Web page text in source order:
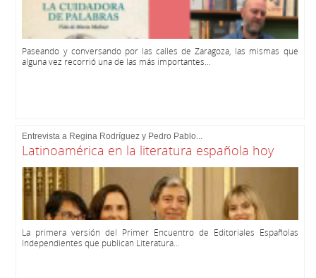
Paseando y conversando por las calles de Zaragoza, las mismas que
alguna vez recorrió una de las más importantes...
Entrevista a Regina Rodríguez y Pedro Pablo...
Latinoamérica en la literatura española hoy
La primera versión del Primer Encuentro de Editoriales Españolas
Independientes que publican Literatura...